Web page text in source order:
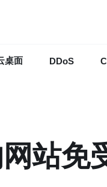
桌面 DDoS
站免